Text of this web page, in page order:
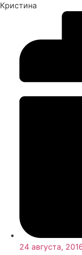
Кристина
24 августа,